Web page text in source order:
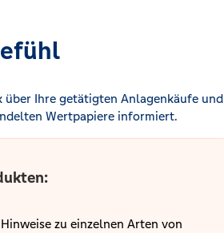
Ihre getätigten Anlagenkäufe und
Wertpapiere informiert.
zu einzelnen Arten von